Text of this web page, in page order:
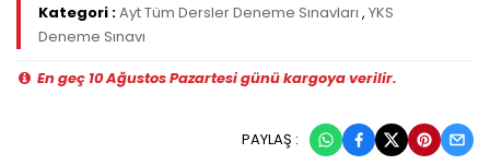
Kategori :Ayt Tüm Dersler Deneme Sınavları , YKS
Deneme Sınavı
En geç 10 Ağustos Pazartesi günü kargoya verilir.
PAYLAŞ :